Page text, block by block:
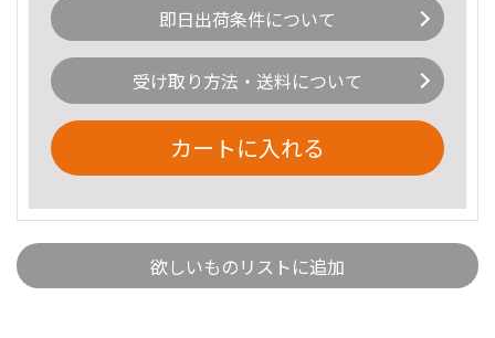
即日出荷条件について
受け取り方法・送料について
カートに入れる
欲しいものリストに追加